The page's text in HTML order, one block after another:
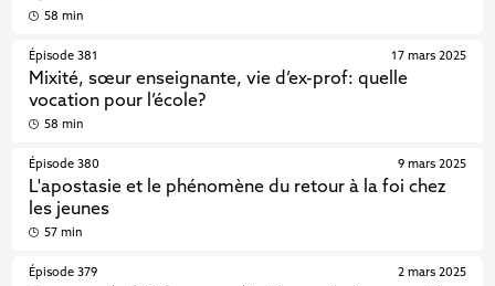
58 min
Épisode 381
Mixité, sœur enseignante, vie d’ex-prof: quelle
vocation pour l’école?
17 mars 2025
58 min
Épisode 380
L'apostasie et le phénomène du retour à la foi chez
les jeunes
9 mars 2025
57 min
Épisode 379 2 mars 2025